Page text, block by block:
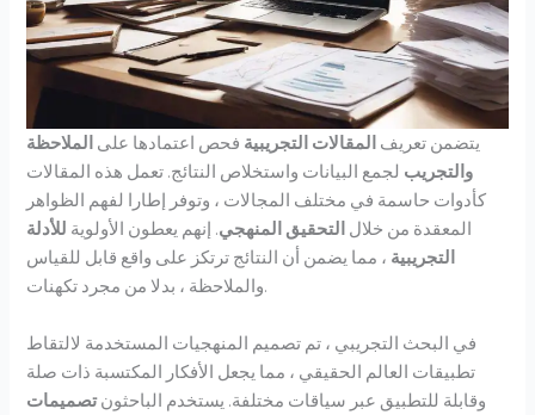
يتضمن تعريف المقالات التجريبية فحص اعتمادها على الملاحظة
والتجريب لجمع البيانات واستخلاص النتائج. تعمل هذه المقالات
كأدوات حاسمة في مختلف المجالات ، وتوفر إطارا لفهم الظواهر
المعقدة من خلال التحقيق المنهجي. إنهم يعطون الأولوية للأدلة
التجريبية ، مما يضمن أن النتائج ترتكز على واقع قابل للقياس
والملاحظة ، بدلا من مجرد تكهنات.
في البحث التجريبي ، تم تصميم المنهجيات المستخدمة لالتقاط
تطبيقات العالم الحقيقي ، مما يجعل الأفكار المكتسبة ذات صلة
وقابلة للتطبيق عبر سياقات مختلفة. يستخدم الباحثونتصميمات